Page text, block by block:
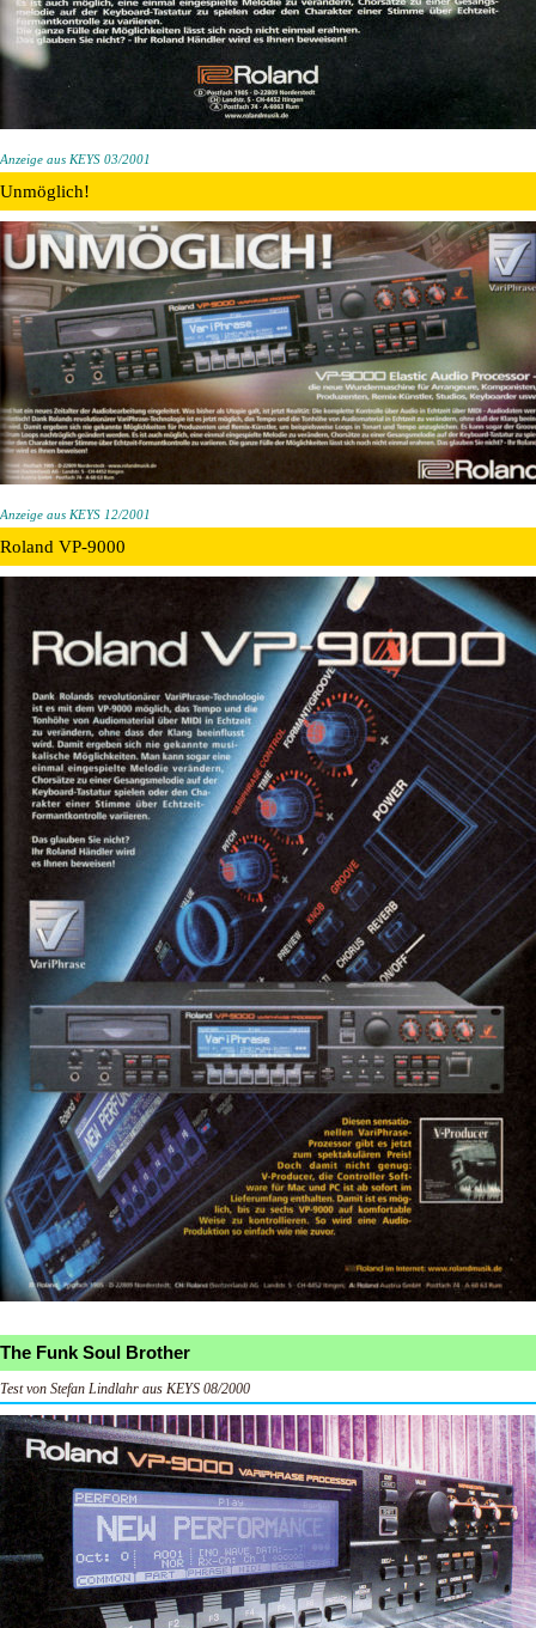
Anzeige aus KEYS 03/2001
Unmöglich!
Anzeige aus KEYS 12/2001
Roland VP-9000
The Funk Soul Brother
Test von Stefan Lindlahr aus KEYS 08/2000